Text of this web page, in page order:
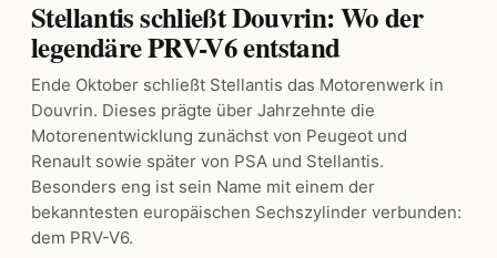
Stellantis schließt Douvrin: Wo der
legendäre PRV-V6 entstand
Ende Oktober schließt Stellantis das Motorenwerk in
Douvrin. Dieses prägte über Jahrzehnte die
Motorenentwicklung zunächst von Peugeot und
Renault sowie später von PSA und Stellantis.
Besonders eng ist sein Name mit einem der
bekanntesten europäischen Sechszylinder verbunden:
dem PRV-V6.